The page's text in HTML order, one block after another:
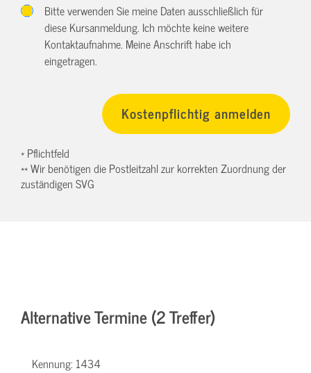
Bitte verwenden Sie meine Daten ausschließlich für
diese Kursanmeldung. Ich möchte keine weitere
Kontaktaufnahme. Meine Anschrift habe ich
eingetragen.
* Pflichtfeld
** Wir benötigen die Postleitzahl zur korrekten Zuordnung der
zuständigen SVG
Alternative Termine (2 Treffer)
Kennung: 1434